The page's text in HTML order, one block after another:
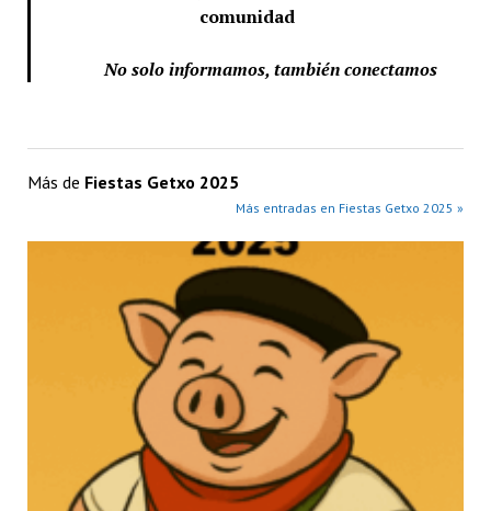
comunidad
No solo informamos, también conectamos
Más de Fiestas Getxo 2025
Más entradas en Fiestas Getxo 2025 »